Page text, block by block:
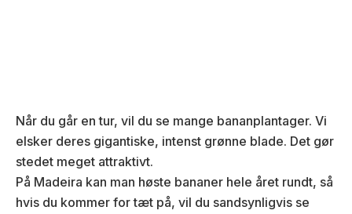
Når du går en tur, vil du se mange bananplantager. Vi
elsker deres gigantiske, intenst grønne blade. Det gør
stedet meget attraktivt.
På Madeira kan man høste bananer hele året rundt, så
hvis du kommer for tæt på, vil du sandsynligvis se